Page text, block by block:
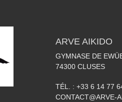
ARVE AIKIDO
GYMNASE DE
74300 CLUSES
TÉL. : +33 6 14 77
CONTACT@ARVE-